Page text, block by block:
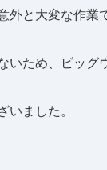
と大変な作業
いため、ビッグ
ました。